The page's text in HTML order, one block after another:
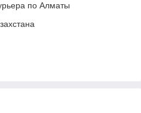
по Алматы